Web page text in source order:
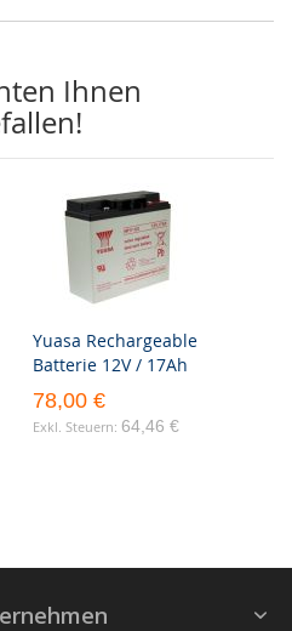
Ihnen
Yuasa Rechargeable
Batterie 12V / 17Ah
78,00 €
64,46 €